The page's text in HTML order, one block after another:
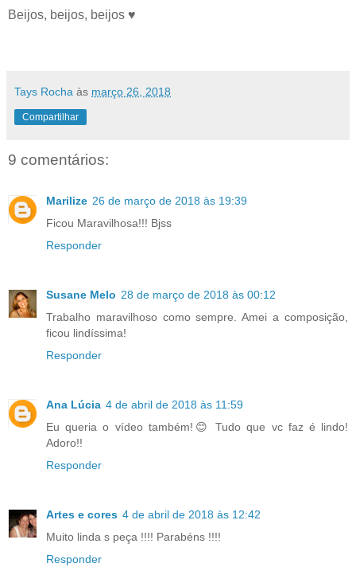
Beijos, beijos, beijos ♥
Tays Rocha às março 26, 2018
Compartilhar
9 comentários:
Marilize 26 de março de 2018 às 19:39
Ficou Maravilhosa!!! Bjss
Responder
Susane Melo 28 de março de 2018 às 00:12
Trabalho maravilhoso como sempre. Amei a composição,
ficou lindíssima!
Responder
Ana Lúcia 4 de abril de 2018 às 11:59
Eu queria o vídeo também!😊 Tudo que vc faz é lindo!
Adoro!!
Responder
Artes e cores 4 de abril de 2018 às 12:42
Muito linda s peça !!!! Parabéns !!!!
Responder